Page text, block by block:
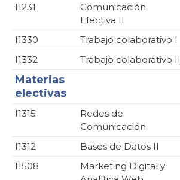
I1231
Comunicación
Efectiva II
I1330 Trabajo colaborativo I
I1332
Trabajo colaborativo II
Materias
electivas
I1315
Redes de
Comunicación
I1312
Bases de Datos II
I1508
Marketing Digital y